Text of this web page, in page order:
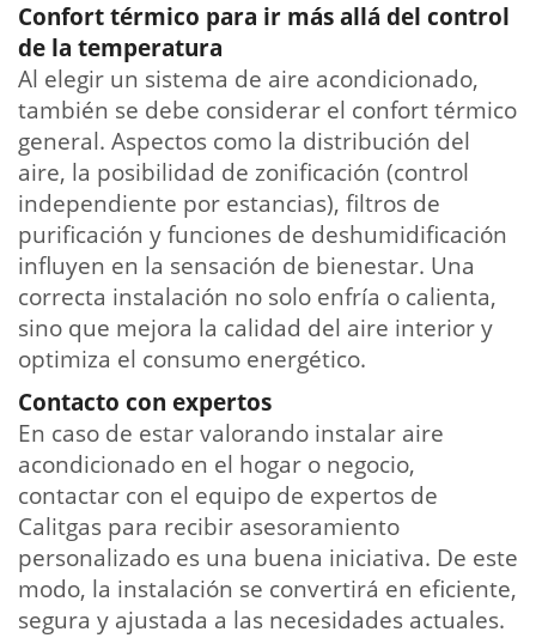
Confort térmico para ir más allá del control
de la temperatura
Al elegir un sistema de aire acondicionado,
también se debe considerar el confort térmico
general. Aspectos como la distribución del
aire, la posibilidad de zonificación (control
independiente por estancias), filtros de
purificación y funciones de deshumidificación
influyen en la sensación de bienestar. Una
correcta instalación no solo enfría o calienta,
sino que mejora la calidad del aire interior y
optimiza el consumo energético.
Contacto con expertos
En caso de estar valorando instalar aire
acondicionado en el hogar o negocio,
contactar con el equipo de expertos de
Calitgas para recibir asesoramiento
personalizado es una buena iniciativa. De este
modo, la instalación se convertirá en eficiente,
segura y ajustada a las necesidades actuales.